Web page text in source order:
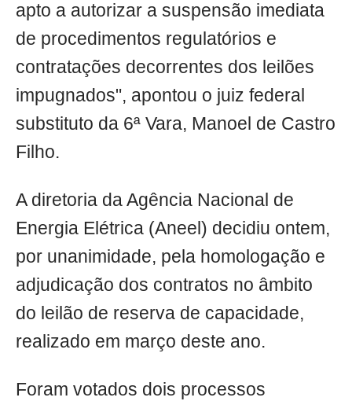
apto a autorizar a suspensão imediata
de procedimentos regulatórios e
contratações decorrentes dos leilões
impugnados", apontou o juiz federal
substituto da 6ª Vara, Manoel de Castro
Filho.
A diretoria da Agência Nacional de
Energia Elétrica (Aneel) decidiu ontem,
por unanimidade, pela homologação e
adjudicação dos contratos no âmbito
do leilão de reserva de capacidade,
realizado em março deste ano.
Foram votados dois processos